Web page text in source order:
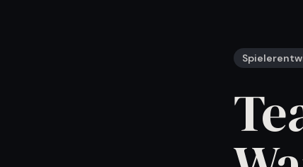
Wissen, das euren
Vereinsalltag leichter
Für Vorstand, Trainer und Teams.